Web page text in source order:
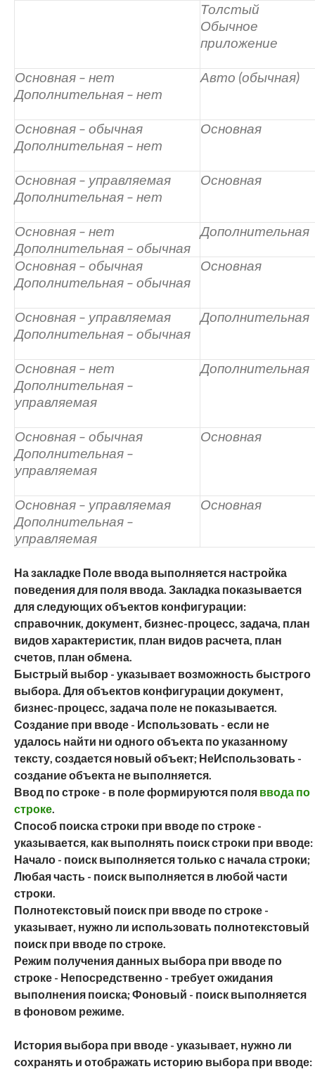
Толстый
Обычное
приложение
Основная – нет
Дополнительная – нет
Авто (обычная)
Основная – обычная
Дополнительная – нет
Основная
Основная – управляемая
Дополнительная – нет
Основная
Основная – нет
Дополнительная – обычная
Дополнительная
Основная – обычная
Дополнительная – обычная
Основная
Основная – управляемая
Дополнительная – обычная
Дополнительная
Основная – нет
Дополнительная –
управляемая
Дополнительная
Основная – обычная
Дополнительная –
управляемая
Основная
Основная – управляемая
Дополнительная –
управляемая
Основная
На закладке Поле ввода выполняется настройка
поведения для поля ввода. Закладка показывается
для следующих объектов конфигурации:
справочник, документ, бизнес-процесс, задача, план
видов характеристик, план видов расчета, план
счетов, план обмена.
Быстрый выбор - указывает возможность быстрого
выбора. Для объектов конфигурации документ,
бизнес-процесс, задача поле не показывается.
Создание при вводе - Использовать - если не
удалось найти ни одного объекта по указанному
тексту, создается новый объект; НеИспользовать -
создание объекта не выполняется.
Ввод по строке - в поле формируются поля ввода по
строке.
Способ поиска строки при вводе по строке -
указывается, как выполнять поиск строки при вводе:
Начало - поиск выполняется только с начала строки;
Любая часть - поиск выполняется в любой части
строки.
Полнотекстовый поиск при вводе по строке -
указывает, нужно ли использовать полнотекстовый
поиск при вводе по строке.
Режим получения данных выбора при вводе по
строке - Непосредственно - требует ожидания
выполнения поиска;Фоновый - поиск выполняется
в фоновом режиме.
История выбора при вводе - указывает, нужно ли
сохранять и отображать историю выбора при вводе: